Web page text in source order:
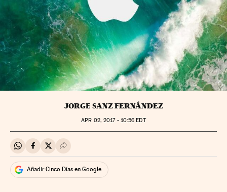
JORGE SANZ FERNÁNDEZ
APR 02, 2017 - 10:56 EDT
Compartir en Whatsapp
Compartir en Facebook
Compartir en Twitter
Desplegar Redes Sociales
Añadir Cinco Días en Google